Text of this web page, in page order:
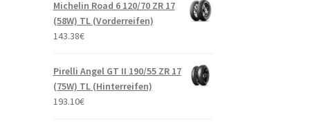
Michelin Road 6 120/70 ZR 17
(58W) TL (Vorderreifen)
143.38€
Pirelli Angel GT II 190/55 ZR 17
(75W) TL (Hinterreifen)
193.10€